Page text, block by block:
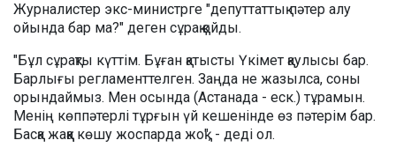
Журналистер экс-министрге "депуттаттық пәтер алу
ойында бар ма?" деген сұрақ қойды.
"Бұл сұрақты күттім. Бұған қатысты Үкімет қаулысы бар.
Барлығы регламенттелген. Заңда не жазылса, соны
орындаймыз. Мен осында (Астанада - еск.) тұрамын.
Менің көппәтерлі тұрғын үй кешенінде өз пәтерім бар.
Басқа жаққа көшу жоспарда жоқ", - деді ол.